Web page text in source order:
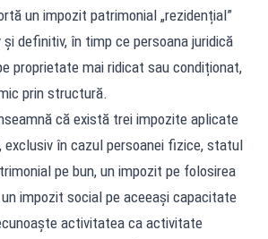
un impozit patrimonial „rezidențial”
definitiv, în timp ce persoana juridică
proprietate mai ridicat sau condiționat,
prin structură.
că există trei impozite aplicate
exclusiv în cazul persoanei fizice, statul
pe bun, un impozit pe folosirea
impozit social pe aceeași capacitate
activitatea ca activitate